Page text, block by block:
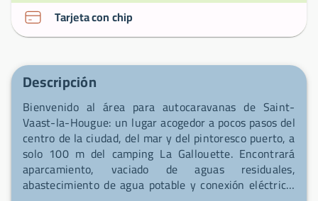
Tarjeta con chip
Descripción
Bienvenido al área para autocaravanas de Saint-
Vaast-la-Hougue: un lugar acogedor a pocos pasos del
centro de la ciudad, del mar y del pintoresco puerto, a
solo 100 m del camping La Gallouette. Encontrará
aparcamiento, vaciado de aguas residuales,
abastecimiento de agua potable y conexión eléctrica,